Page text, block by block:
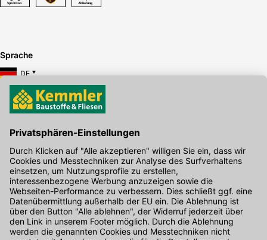
Sprache
DE
Hier gibt's die kostenlose App
Kontakt
Unser Onlineshop Team ist montags bis freitags von 08:00 - 17:00